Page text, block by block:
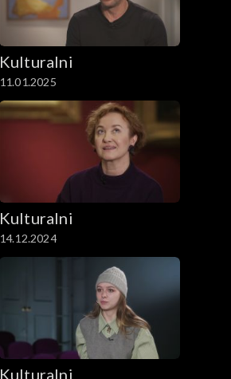
Kulturalni
11.01.2025
Kulturalni
14.12.2024
Kulturalni